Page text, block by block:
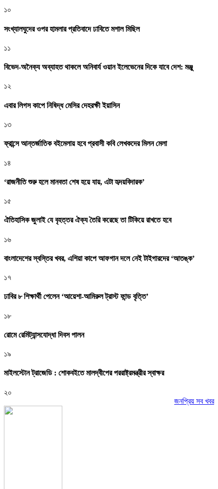
১০
সংখ্যালঘুদের ওপর হামলার প্রতিবাদে ঢাবিতে মশাল মিছিল
১১
বিভেদ-অনৈক্য অব্যাহত থাকলে অনিবার্য ওয়ান ইলেভেনের দিকে যাবে দেশ: মঞ্জু
১২
এবার লিগস কাপে নিষিদ্ধ মেসির দেহরক্ষী ইয়াসিন
১৩
ফ্রান্সে আন্তর্জাতিক বইমেলায় হবে প্রবাসী কবি লেখকদের মিলন মেলা
১৪
‘রাজনীতি শুরু হলে মানবতা শেষ হয়ে যায়, এটা হৃদয়বিদারক’
১৫
ঐতিহাসিক জুলাই যে বৃহত্তর ঐক্য তৈরি করেছে তা টিকিয়ে রাখতে হবে
১৬
বাংলাদেশের স্বস্তির খবর, এশিয়া কাপে আফগান দলে নেই টাইগারদের ‘আতঙ্ক’
১৭
ঢাবির ৮ শিক্ষার্থী পেলেন ‘আয়েশা-আমিরুল ট্রাস্ট ফান্ড বৃত্তি’
১৮
রোমে রেমিট্যান্সযোদ্ধা দিবস পালন
১৯
মাইলস্টোন ট্রাজেডি : শোকবইতে মালদ্বীপের পররাষ্ট্রমন্ত্রীর স্বাক্ষর
২০
জনপ্রিয় সব খবর